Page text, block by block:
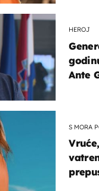
HEROJ
Ante
S MORA